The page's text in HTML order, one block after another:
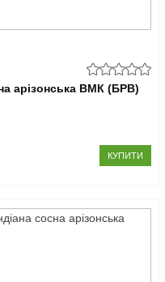
арізонська ВМК (БРВ)
КУПИТИ